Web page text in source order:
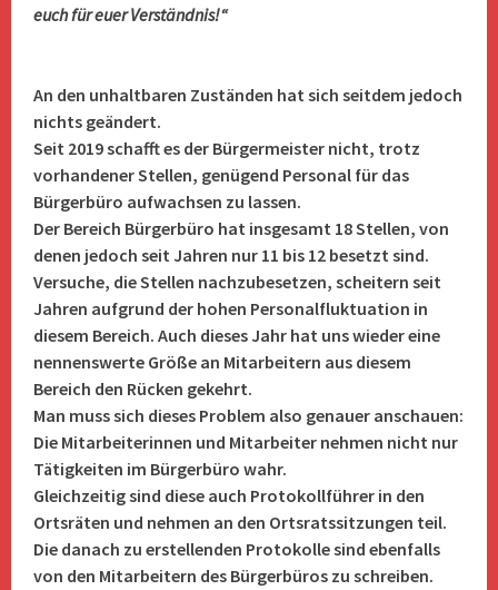
euch für euer Verständnis!“
An den unhaltbaren Zuständen hat sich seitdem jedoch
nichts geändert.
Seit 2019 schafft es der Bürgermeister nicht, trotz
vorhandener Stellen, genügend Personal für das
Bürgerbüro aufwachsen zu lassen.
Der Bereich Bürgerbüro hat insgesamt 18 Stellen, von
denen jedoch seit Jahren nur 11 bis 12 besetzt sind.
Versuche, die Stellen nachzubesetzen, scheitern seit
Jahren aufgrund der hohen Personalfluktuation in
diesem Bereich. Auch dieses Jahr hat uns wieder eine
nennenswerte Größe an Mitarbeitern aus diesem
Bereich den Rücken gekehrt.
Man muss sich dieses Problem also genauer anschauen:
Die Mitarbeiterinnen und Mitarbeiter nehmen nicht nur
Tätigkeiten im Bürgerbüro wahr.
Gleichzeitig sind diese auch Protokollführer in den
Ortsräten und nehmen an den Ortsratssitzungen teil.
Die danach zu erstellenden Protokolle sind ebenfalls
von den Mitarbeitern des Bürgerbüros zu schreiben.